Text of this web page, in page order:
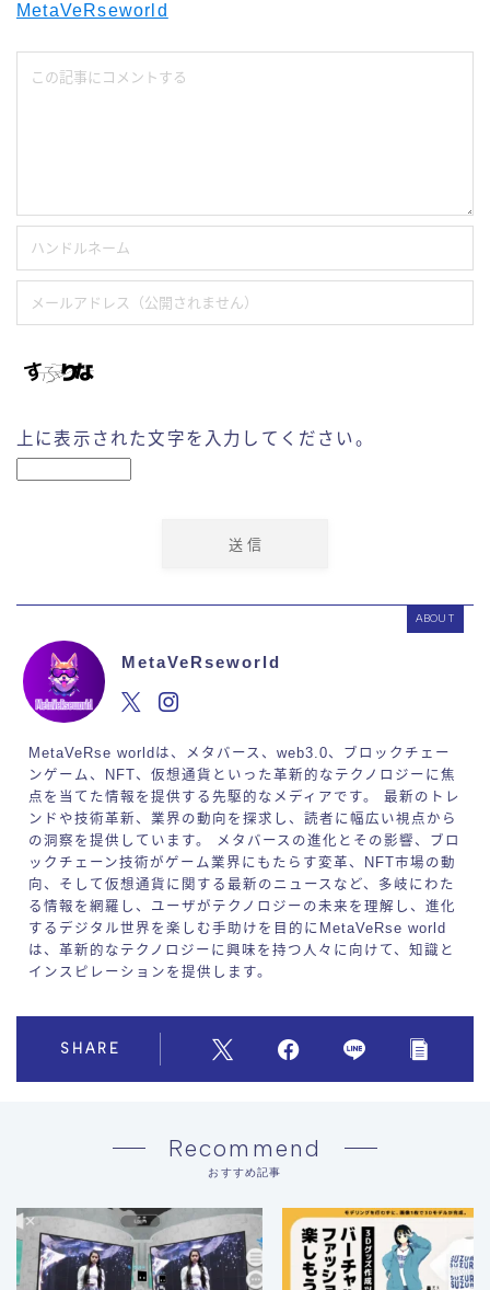
MetaVeRseworld
上に表示された文字を入力してください。
ABOUT
MetaVeRseworld
MetaVeRse worldは、メタバース、web3.0、ブロックチェー
ンゲーム、NFT、仮想通貨といった革新的なテクノロジーに焦
点を当てた情報を提供する先駆的なメディアです。 最新のトレ
ンドや技術革新、業界の動向を探求し、読者に幅広い視点から
の洞察を提供しています。 メタバースの進化とその影響、ブロ
ックチェーン技術がゲーム業界にもたらす変革、NFT市場の動
向、そして仮想通貨に関する最新のニュースなど、多岐にわた
る情報を網羅し、ユーザがテクノロジーの未来を理解し、進化
するデジタル世界を楽しむ手助けを目的にMetaVeRse world
は、革新的なテクノロジーに興味を持つ人々に向けて、知識と
インスピレーションを提供します。
SHARE
Recommend
おすすめ記事